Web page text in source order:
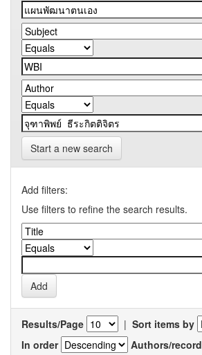
Start a new search
Add filters:
Use filters to refine the search results.
Results/Page | Sort items by
In order
Authors/record